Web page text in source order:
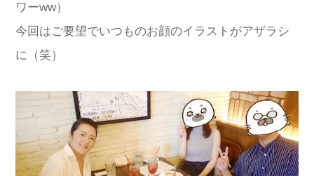
ワーww）
今回はご要望でいつものお顔のイラストがアザラシ
に（笑）